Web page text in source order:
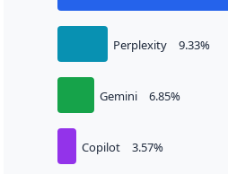
Perplexity 9.33%
Gemini 6.85%
Copilot 3.57%